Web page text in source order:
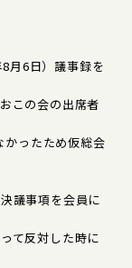
月6日）議事録を
この会の出席者
かったため仮総会
議事項を会員に
て反対した時に